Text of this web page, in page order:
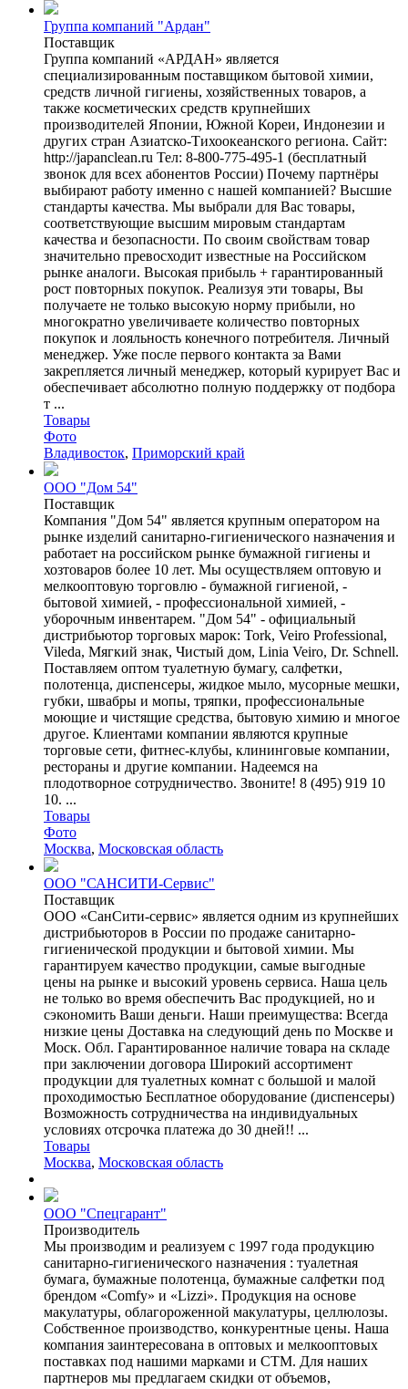
Группа компаний "Ардан"
Поставщик
Группа компаний «АРДАН» является
специализированным поставщиком бытовой химии,
средств личной гигиены, хозяйственных товаров, а
также косметических средств крупнейших
производителей Японии, Южной Кореи, Индонезии и
других стран Азиатско-Тихоокеанского региона. Сайт:
http://japanclean.ru Тел: 8-800-775-495-1 (бесплатный
звонок для всех абонентов России) Почему партнёры
выбирают работу именно с нашей компанией? Высшие
стандарты качества. Мы выбрали для Вас товары,
соответствующие высшим мировым стандартам
качества и безопасности. По своим свойствам товар
значительно превосходит известные на Российском
рынке аналоги. Высокая прибыль + гарантированный
рост повторных покупок. Реализуя эти товары, Вы
получаете не только высокую норму прибыли, но
многократно увеличиваете количество повторных
покупок и лояльность конечного потребителя. Личный
менеджер. Уже после первого контакта за Вами
закрепляется личный менеджер, который курирует Вас и
обеспечивает абсолютно полную поддержку от подбора
т ...
Товары
Фото
Владивосток, Приморский край
ООО "Дом 54"
Поставщик
Компания "Дом 54" является крупным оператором на
рынке изделий санитарно-гигиенического назначения и
работает на российском рынке бумажной гигиены и
хозтоваров более 10 лет. Мы осуществляем оптовую и
мелкооптовую торговлю - бумажной гигиеной, -
бытовой химией, - профессиональной химией, -
уборочным инвентарем. "Дом 54" - официальный
дистрибьютор торговых марок: Tork, Veiro Professional,
Vileda, Мягкий знак, Чистый дом, Linia Veiro, Dr. Schnell.
Поставляем оптом туалетную бумагу, салфетки,
полотенца, диспенсеры, жидкое мыло, мусорные мешки,
губки, швабры и мопы, тряпки, профессиональные
моющие и чистящие средства, бытовую химию и многое
другое. Клиентами компании являются крупные
торговые сети, фитнес-клубы, клининговые компании,
рестораны и другие компании. Надеемся на
плодотворное сотрудничество. Звоните! 8 (495) 919 10
10. ...
Товары
Фото
Москва, Московская область
ООО "САНСИТИ-Сервис"
Поставщик
ООО «СанСити-сервис» является одним из крупнейших
дистрибьюторов в России по продаже санитарно-
гигиенической продукции и бытовой химии. Мы
гарантируем качество продукции, самые выгодные
цены на рынке и высокий уровень сервиса. Наша цель
не только во время обеспечить Вас продукцией, но и
сэкономить Ваши деньги. Наши преимущества: Всегда
низкие цены Доставка на следующий день по Москве и
Моск. Обл. Гарантированное наличие товара на складе
при заключении договора Широкий ассортимент
продукции для туалетных комнат с большой и малой
проходимостью Бесплатное оборудование (диспенсеры)
Возможность сотрудничества на индивидуальных
условиях отсрочка платежа до 30 дней!! ...
Товары
Москва, Московская область
ООО "Спецгарант"
Производитель
Мы производим и реализуем с 1997 года продукцию
санитарно-гигиенического назначения : туалетная
бумага, бумажные полотенца, бумажные салфетки под
брендом «Comfy» и «Lizzi». Продукция на основе
макулатуры, облагороженной макулатуры, целлюлозы.
Собственное производство, конкурентные цены. Наша
компания заинтересована в оптовых и мелкооптовых
поставках под нашими марками и СТМ. Для наших
партнеров мы предлагаем скидки от объемов,